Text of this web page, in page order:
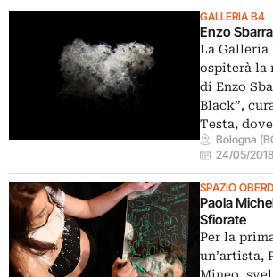
GALLERIA B4
Enzo
La Galleria
ospiterà la
di Enzo
Black”,
Testa,
Bologna
24/05/
SPAZIO
Paola
Sfiorate
Per la
un’artista,